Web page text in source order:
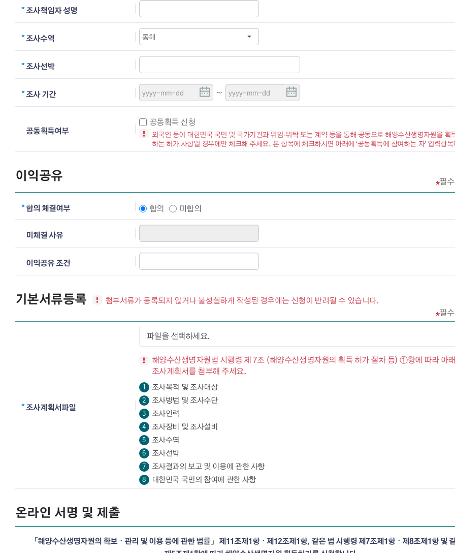
조사책임자 성명
조사수역
조사선박
조사 기간 ~
공동획득여부
공동획득 신청
외국인 등이 대한민국 국민 및 국가기관과 위임·위탁 또는 계약 등을 통해 공동으로 해양수산생명자원을 획
하는 허가 사항일 경우에만 체크해 주세요. 본 항목에 체크하시면 아래에 ‘공동획득에 참여하는 자’ 입력항
이익공유 필
합의 체결여부 합의 미합의
미체결 사유
이익공유 조건
기본서류등록 첨부서류가 등록되지 않거나 불성실하게 작성된 경우에는 신청이 반려될 수 있습니다.
필
조사계획서파일
파일을 선택하세요.
해양수산생명자원법 시행령 제 7조 (해양수산생명자원의 획득 허가 절차 등) ①항에 따라 아
조사계획서를 첨부해 주세요.
1 조사목적 및 조사대상
2 조사방법 및 조사수단
3 조사인력
4 조사장비 및 조사설비
5 조사수역
6 조사선박
7 조사결과의 보고 및 이용에 관한 사항
8 대한민국 국민의 참여에 관한 사항
온라인 서명 및 제출
「해양수산생명자원의 확보ㆍ관리 및 이용 등에 관한 법률」 제11조제1항ㆍ제12조제1항, 같은 법 시행령 제7조제1항ㆍ제8조제1항 및